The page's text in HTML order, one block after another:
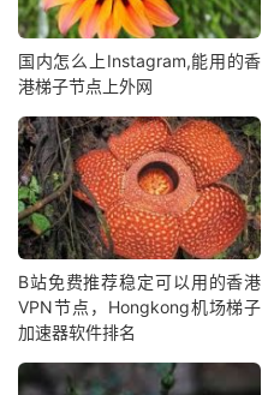
国内怎么上Instagram,能用的香
港梯子节点上外网
B站免费推荐稳定可以用的香港
VPN节点，Hongkong机场梯子
加速器软件排名